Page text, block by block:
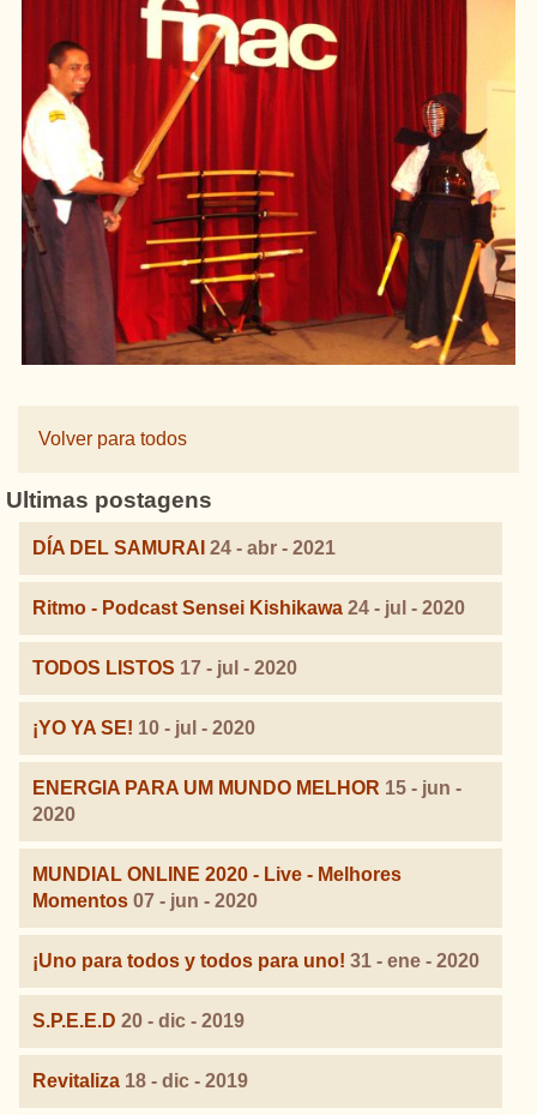
Volver para todos
Ultimas postagens
DÍA DEL SAMURAI 24 - abr - 2021
Ritmo - Podcast Sensei Kishikawa 24 - jul - 2020
TODOS LISTOS 17 - jul - 2020
¡YO YA SE! 10 - jul - 2020
ENERGIA PARA UM MUNDO MELHOR 15 - jun -
2020
MUNDIAL ONLINE 2020 - Live - Melhores
Momentos 07 - jun - 2020
¡Uno para todos y todos para uno! 31 - ene - 2020
S.P.E.E.D 20 - dic - 2019
Revitaliza 18 - dic - 2019